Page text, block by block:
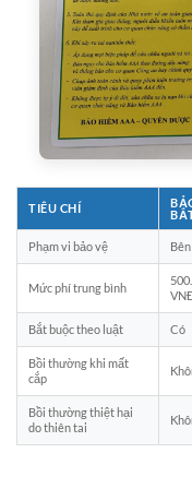
TIÊU CHÍ
Phạm vi bảo vệ
Mức phí trung bình
Bắt buộc theo luật Có
Bồi thường khi mất
cắp
Bồi thường thiệt hại
do thiên tai